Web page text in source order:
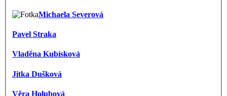
Michaela Severová
Pavel Straka
Vladěna Kubísková
Jitka Dušková
Věra Holubová